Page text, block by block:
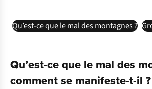
Qu’est-ce que le mal des montagnes ?
Qu’est-ce que le mal des
comment se manifeste-t-il ?